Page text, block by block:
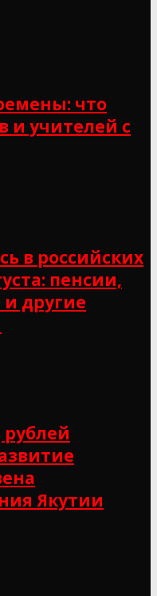
что
и учителей с
в российских
пенсии,
другие
Якутии